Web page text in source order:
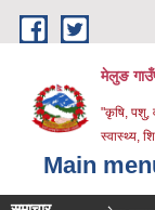
Skip to main content
मेलुङ
"कृषि, पशु,
स्वास्थ्य,
Main